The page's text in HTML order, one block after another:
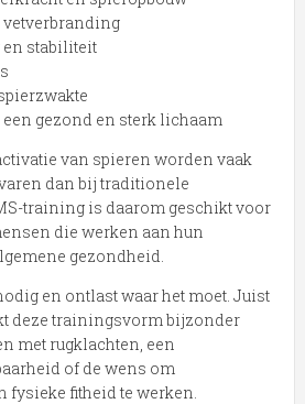
vetverbranding
en stabiliteit
gezond en sterk lichaam
van spieren worden vaak
dan bij traditionele
training is daarom geschikt voor
die werken aan hun
gezondheid.
en ontlast waar het moet. Juist
deze trainingsvorm bijzonder
met rugklachten, een
of de wens om
fysieke fitheid te werken.